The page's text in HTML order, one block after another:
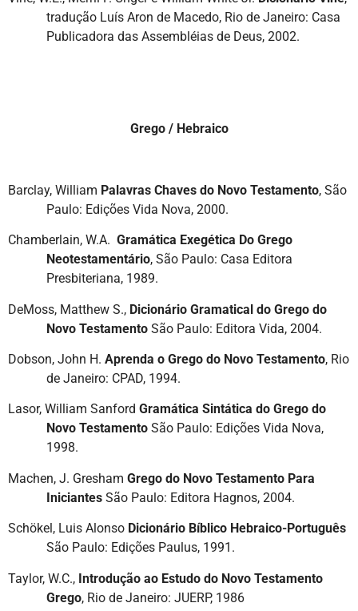
tradução Luís Aron de Macedo, Rio de Janeiro: Casa
Publicadora das Assembléias de Deus, 2002.
Grego / Hebraico
Barclay, William Palavras Chaves do Novo Testamento, São
Paulo: Edições Vida Nova, 2000.
Chamberlain, W.A. Gramática Exegética Do Grego
Neotestamentário, São Paulo: Casa Editora
Presbiteriana, 1989.
DeMoss, Matthew S., Dicionário Gramatical do Grego do
Novo Testamento São Paulo: Editora Vida, 2004.
Dobson, John H. Aprenda o Grego do Novo Testamento, Rio
de Janeiro: CPAD, 1994.
Lasor, William Sanford Gramática Sintática do Grego do
Novo Testamento São Paulo: Edições Vida Nova,
1998.
Machen, J. Gresham Grego do Novo Testamento Para
Iniciantes São Paulo: Editora Hagnos, 2004.
Schökel, Luis Alonso Dicionário Bíblico Hebraico-Português
São Paulo: Edições Paulus, 1991.
Taylor, W.C., Introdução ao Estudo do Novo Testamento
Grego, Rio de Janeiro: JUERP, 1986